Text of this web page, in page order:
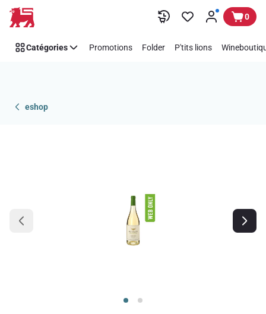
Passer 0
Catégories Promotions Folder P'tits lions
eshop